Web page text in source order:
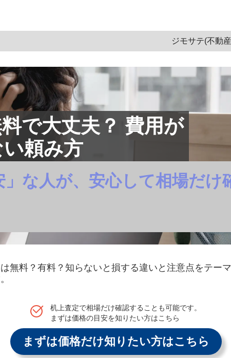
ジモサテ(不動
で大丈夫？ 費用が
頼み方
」な人が、安心して相場だけ
無料？有料？知らないと損する違いと注意点をテー
机上査定で相場だけ確認することも可能です。
まずは価格の目安を知りたい方はこちら
まずは価格だけ知りたい方はこちら